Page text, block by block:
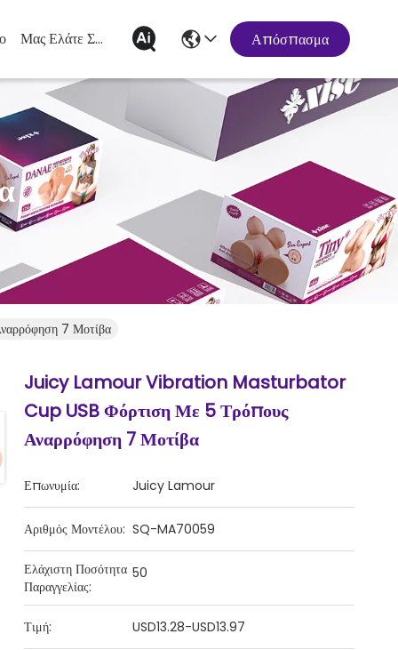
Μας Ελάτε Σε Επαφή Με Απόσπασμα
7 Μοτίβα
Juicy Lamour Vibration Masturbator
Cup USB Φόρτιση Με 5 Τρόπους
Αναρρόφηση 7 Μοτίβα
Επωνυμία: Juicy Lamour
Αριθμός Μοντέλου: SQ-MA70059
Ελάχιστη Ποσότητα
Παραγγελίας:
50
Τιμή: USD13.28-USD13.97